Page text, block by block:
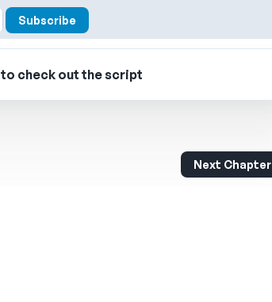
Subscribe
to check out the script
Next Chapter